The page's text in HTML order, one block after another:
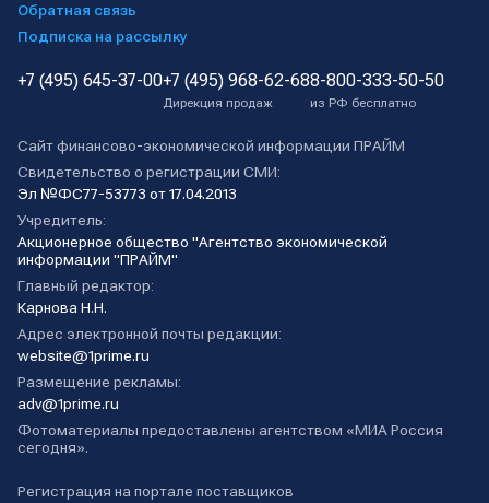
Обратная связь
Подписка на рассылку
+7 (495) 645-37-00+7 (495) 968-62-68
Дирекция продаж
8-800-333-50-50
из РФ бесплатно
Сайт финансово-экономической информации ПРАЙМ
Свидетельство о регистрации СМИ:
Эл №ФС77-53773 от 17.04.2013
Учредитель:
Акционерное общество "Агентство экономической
информации "ПРАЙМ"
Главный редактор:
Карнова Н.Н.
Адрес электронной почты редакции:
website@1prime.ru
Размещение рекламы:
adv@1prime.ru
Фотоматериалы предоставлены агентством «МИА Россия
сегодня».
Регистрация на портале поставщиков